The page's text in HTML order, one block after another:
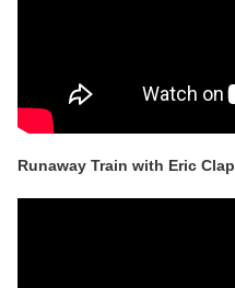
Runaway Train with Eric